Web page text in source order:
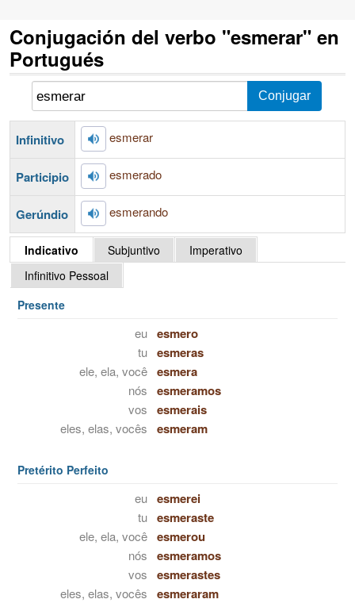
Conjugación del verbo "esmerar" en
Portugués
Infinitivo esmerar
Participio esmerado
Gerúndio esmerando
Indicativo Subjuntivo
Imperativo
Infinitivo Pessoal
Presente
eu esmero
tu esmeras
ele, ela, você esmera
nós esmeramos
vos esmerais
eles, elas, vocês esmeram
Pretérito Perfeito
eu esmerei
tu esmeraste
ele, ela, você esmerou
nós esmeramos
vos esmerastes
eles, elas, vocês esmeraram